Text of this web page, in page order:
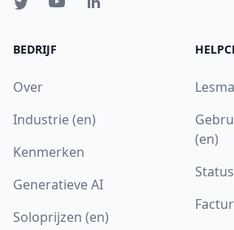
BEDRIJF
Over
Industrie (en)
Kenmerken
Generatieve AI
Soloprijzen (en)
(en)